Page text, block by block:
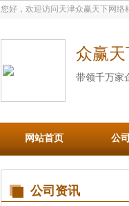
您好，欢迎访问天津众赢天下网络
众赢
带领千万家
网站首页 公
公司资讯